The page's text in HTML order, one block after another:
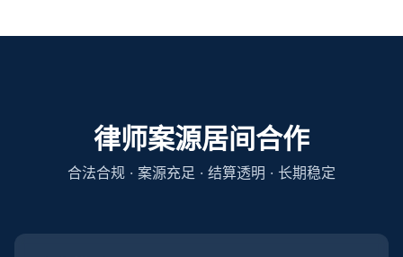
律师案源居间合作
合法合规 · 案源充足 · 结算透明 · 长期稳定